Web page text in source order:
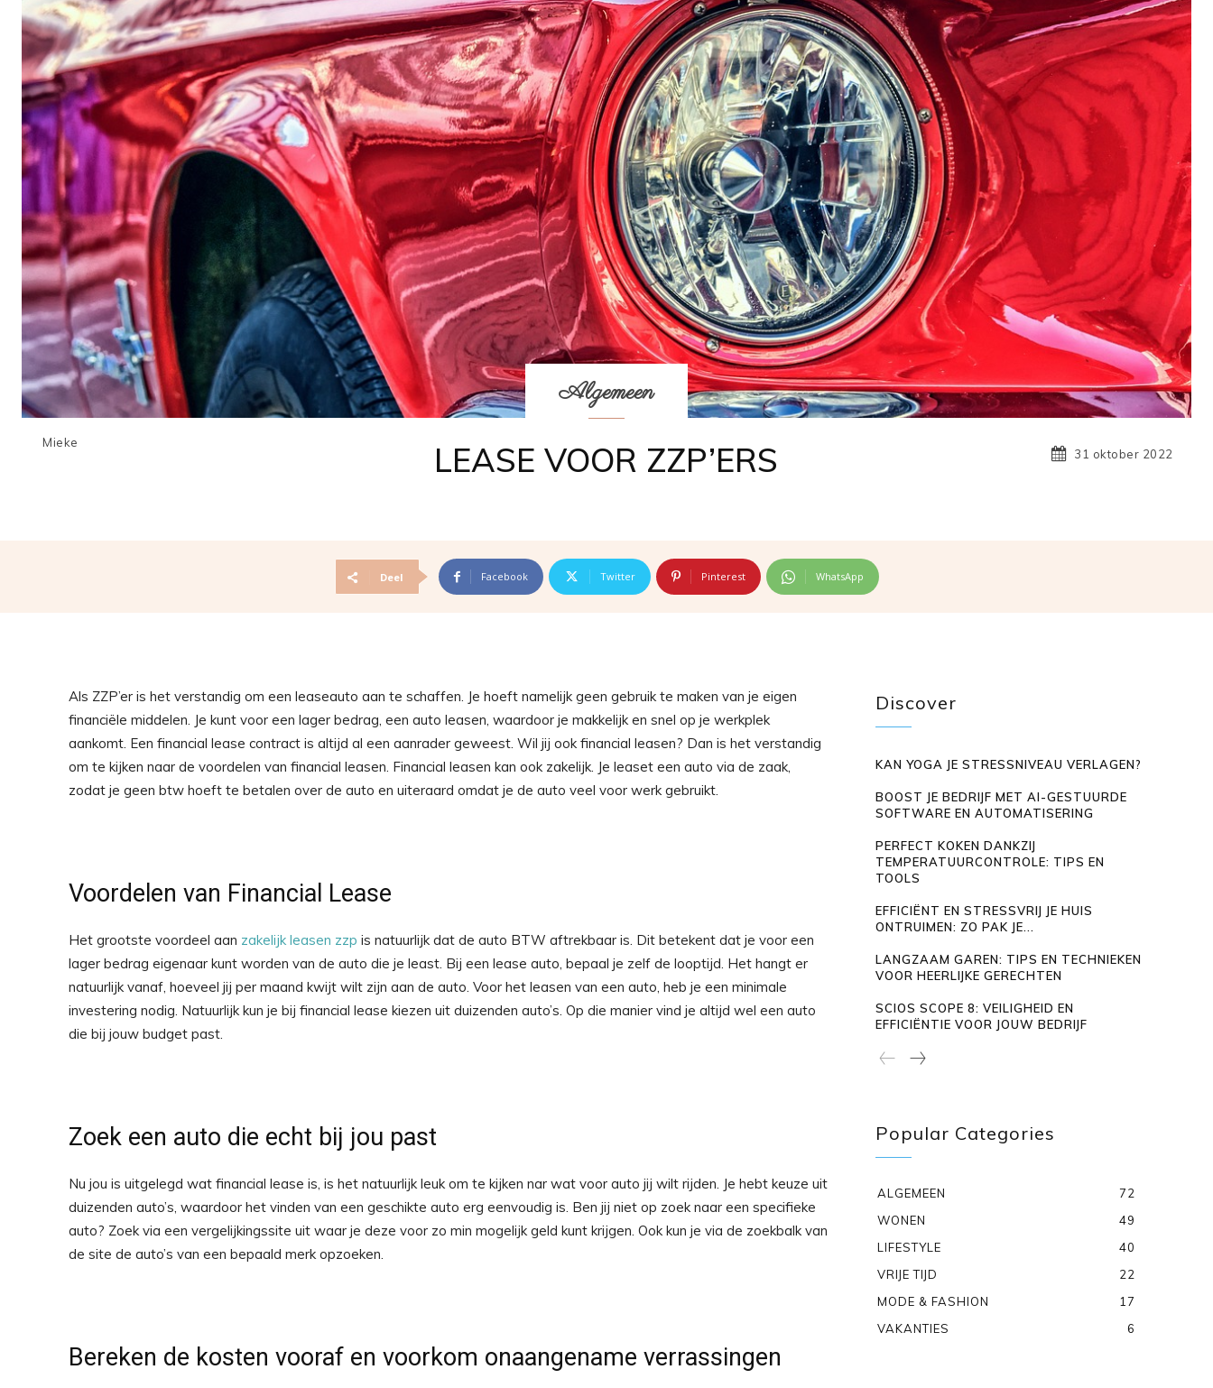
Mieke
Algemeen
LEASE VOOR ZZP’ERS 31 oktober 2022
Deel Facebook Twitter Pinterest WhatsApp
Als ZZP’er is het verstandig om een leaseauto aan te schaffen. Je hoeft namelijk geen gebruik te maken van je eigen
financiële middelen. Je kunt voor een lager bedrag, een auto leasen, waardoor je makkelijk en snel op je werkplek
aankomt. Een financial lease contract is altijd al een aanrader geweest. Wil jij ook financial leasen? Dan is het verstandig
om te kijken naar de voordelen van financial leasen. Financial leasen kan ook zakelijk. Je leaset een auto via de zaak,
zodat je geen btw hoeft te betalen over de auto en uiteraard omdat je de auto veel voor werk gebruikt.
Voordelen van Financial Lease
Het grootste voordeel aan zakelijk leasen zzp is natuurlijk dat de auto BTW aftrekbaar is. Dit betekent dat je voor een
lager bedrag eigenaar kunt worden van de auto die je least. Bij een lease auto, bepaal je zelf de looptijd. Het hangt er
natuurlijk vanaf, hoeveel jij per maand kwijt wilt zijn aan de auto. Voor het leasen van een auto, heb je een minimale
investering nodig. Natuurlijk kun je bij financial lease kiezen uit duizenden auto’s. Op die manier vind je altijd wel een auto
die bij jouw budget past.
Zoek een auto die echt bij jou past
Nu jou is uitgelegd wat financial lease is, is het natuurlijk leuk om te kijken nar wat voor auto jij wilt rijden. Je hebt keuze uit
duizenden auto’s, waardoor het vinden van een geschikte auto erg eenvoudig is. Ben jij niet op zoek naar een specifieke
auto? Zoek via een vergelijkingssite uit waar je deze voor zo min mogelijk geld kunt krijgen. Ook kun je via de zoekbalk van
de site de auto’s van een bepaald merk opzoeken.
Bereken de kosten vooraf en voorkom onaangename verrassingen
Discover
KAN YOGA JE STRESSNIVEAU VERLAGEN?
BOOST JE BEDRIJF MET AI-GESTUURDE
SOFTWARE EN AUTOMATISERING
PERFECT KOKEN DANKZIJ
TEMPERATUURCONTROLE: TIPS EN
TOOLS
EFFICIËNT EN STRESSVRIJ JE HUIS
ONTRUIMEN: ZO PAK JE...
LANGZAAM GAREN: TIPS EN TECHNIEKEN
VOOR HEERLIJKE GERECHTEN
SCIOS SCOPE 8: VEILIGHEID EN
EFFICIËNTIE VOOR JOUW BEDRIJF
Popular Categories
ALGEMEEN
72
WONEN
49
LIFESTYLE
40
VRIJE TIJD
22
MODE & FASHION
17
VAKANTIES
6